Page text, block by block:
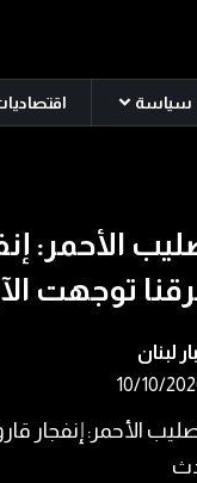
سياسة
الأحمر:
توجهت
لبنان